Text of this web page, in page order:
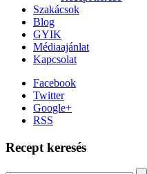
Szakácsok
Blog
GYIK
Médiaajánlat
Kapcsolat
Facebook
Twitter
Google+
RSS
Recept keresés